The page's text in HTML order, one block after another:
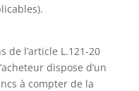
de l’article L.121-20
dispose d’un
à compter de la